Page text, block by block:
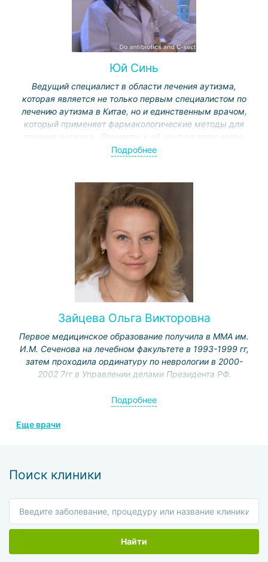
Юй Синь
Ведущий специалист в области лечения аутизма,
которая является не только первым специалистом по
лечению аутизма в Китае, но и единственным врачом,
который применяет фармакологические методы для
лечения аутизма. Пациенты к ей едут со всего мира.
Её собственный ребёнок страдает аутизмом.
как поведенческая терапия или дельфинотерапия
(используемая в Израиле или Германии), профессор
Юй применяет в Китае методику, основанную на
трансплантации микробиоты кишечника и
восстановлении нарушений иммунной системы.
Подробнее
Зайцева Ольга Викторовна
Первое медицинское образование получила в ММА им.
И.М. Сеченова на лечебном факультете в 1993-1999 гг,
затем проходила ординатуру по неврологии в 2000-
2002 7гг в Управлении делами Президента РФ.
С 2002 г. по настоящее время работает в ФГУ
«Клиническая больница №1» Управление делами
Президента РФ, неврологическое отделение.
В 2002 г. работала в Международном обществе
В 2006 г. проходила стажировку на кафедре
клинической функциональной диагностики на тему
«Функциональные методы исследования в
Подробнее
Еще врачи
Поиск клиники
Найти